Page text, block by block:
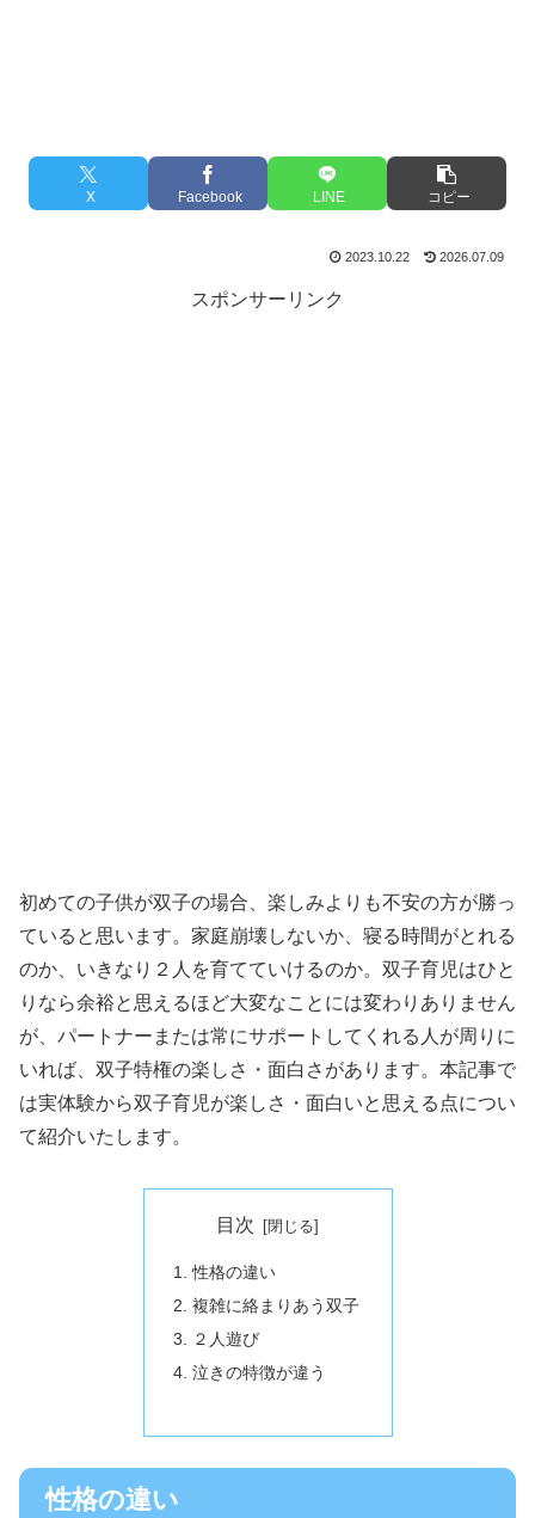
X Facebook LINE コピー
2023.10.22 2026.07.09
スポンサーリンク
初めての子供が双子の場合、楽しみよりも不安の方が勝っ
ていると思います。家庭崩壊しないか、寝る時間がとれる
のか、いきなり２人を育てていけるのか。双子育児はひと
りなら余裕と思えるほど大変なことには変わりありません
が、パートナーまたは常にサポートしてくれる人が周りに
いれば、双子特権の楽しさ・面白さがあります。本記事で
は実体験から双子育児が楽しさ・面白いと思える点につい
て紹介いたします。
目次
性格の違い
複雑に絡まりあう双子
２人遊び
泣きの特徴が違う
性格の違い